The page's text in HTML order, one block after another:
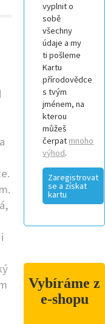
vyplnit o
sobě
všechny
údaje a my
ti pošleme
Kartu
přírodovědce
s tvým
jménem, na
kterou
můžeš
čerpat mnoho
výhod.
Zaregistrovat
se a získat
kartu
Vybíráme z
e-shopu